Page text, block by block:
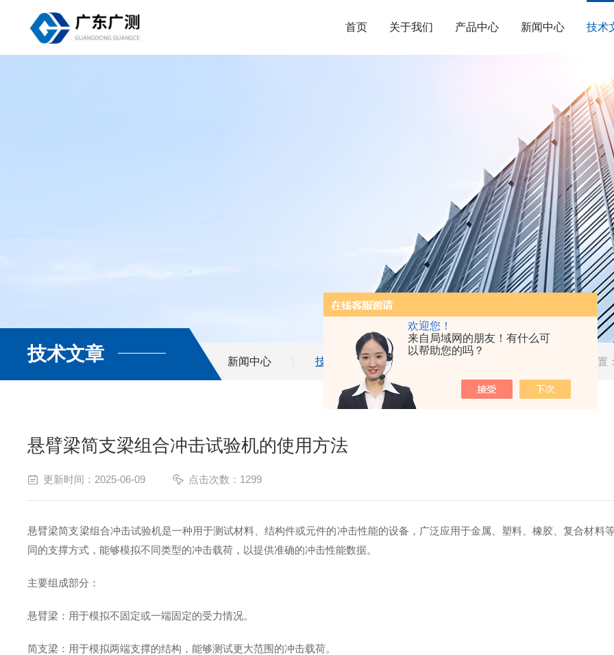
欢迎您！
来自局域网的朋友！有什么可
以帮助您的吗？
首页 关于我们 产品中心 新闻中心 技术
技术文章 新闻中心 技术文章 当前位置：
悬臂梁简支梁组合冲击试验机的使用方法
更新时间：2025-06-09 点击次数：1299
悬臂梁简支梁组合冲击试验机是一种用于测试材料、结构件或元件的冲击性能的设备，广泛应用于金属、塑料、橡胶、复合材料
同的支撑方式，能够模拟不同类型的冲击载荷，以提供准确的冲击性能数据。
主要组成部分：
悬臂梁：用于模拟不固定或一端固定的受力情况。
简支梁：用于模拟两端支撑的结构，能够测试更大范围的冲击载荷。